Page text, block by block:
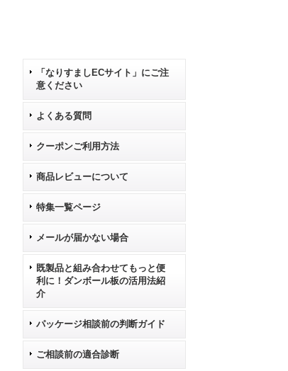
「なりすましECサイト」にご注
意ください
よくある質問
クーポンご利用方法
商品レビューについて
特集一覧ページ
メールが届かない場合
既製品と組み合わせてもっと便
利に！ダンボール板の活用法紹
介
パッケージ相談前の判断ガイド
ご相談前の適合診断